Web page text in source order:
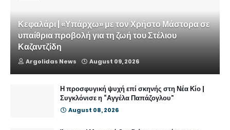
Κεφαλάρι | «Υπάρχω» με τον Χρήστο Μάστορα σε
υπαίθρια προβολή για τη ζωή του Στέλιου
Καζαντζίδη
Argolidas News August 09, 2026
Η προσφυγική ψυχή επί σκηνής στη Νέα Κίο |
Συγκλόνισε η “Αγγέλα Παπάζογλου”
August 08, 2026